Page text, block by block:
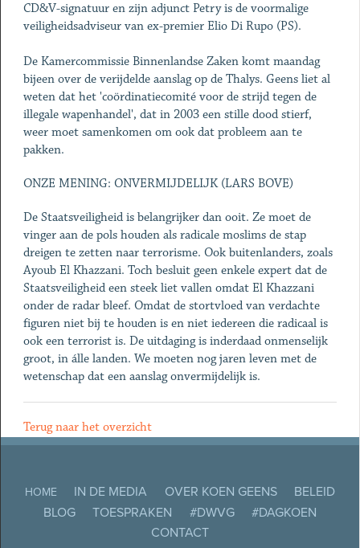
CD&V-signatuur en zijn adjunct Petry is de voormalige
veiligheidsadviseur van ex-premier Elio Di Rupo (PS).
De Kamercommissie Binnenlandse Zaken komt maandag
bijeen over de verijdelde aanslag op de Thalys. Geens liet al
weten dat het 'coördinatiecomité voor de strijd tegen de
illegale wapenhandel', dat in 2003 een stille dood stierf,
weer moet samenkomen om ook dat probleem aan te
pakken.
ONZE MENING: ONVERMIJDELIJK (LARS BOVE)
De Staatsveiligheid is belangrijker dan ooit. Ze moet de
vinger aan de pols houden als radicale moslims de stap
dreigen te zetten naar terrorisme. Ook buitenlanders, zoals
Ayoub El Khazzani. Toch besluit geen enkele expert dat de
Staatsveiligheid een steek liet vallen omdat El Khazzani
onder de radar bleef. Omdat de stortvloed van verdachte
figuren niet bij te houden is en niet iedereen die radicaal is
ook een terrorist is. De uitdaging is inderdaad onmenselijk
groot, in álle landen. We moeten nog jaren leven met de
wetenschap dat een aanslag onvermijdelijk is.
Terug naar het overzicht
HOME IN DE MEDIA OVER KOEN GEENS
BELEID
BLOG
TOESPRAKEN #DWVG
#DAGKOEN
CONTACT